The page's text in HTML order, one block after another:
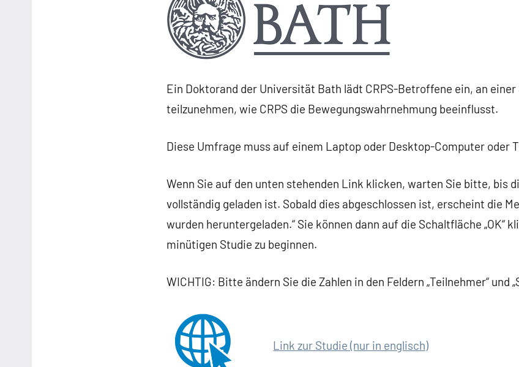
Ein Doktorand der Universität Bath lädt CRPS-Betroffene ein, an
teilzunehmen, wie CRPS die Bewegungswahrnehmung beeinflusst.
Diese Umfrage muss auf einem Laptop oder Desktop-Computer oder
Wenn Sie auf den unten stehenden Link klicken, warten Sie bitte, bis
vollständig geladen ist. Sobald dies abgeschlossen ist, erscheint die
wurden heruntergeladen.“ Sie können dann auf die Schaltfläche „OK“
minütigen Studie zu beginnen.
WICHTIG: Bitte ändern Sie die Zahlen in den Feldern „Teilnehmer“ und
Link zur Studie (nur in englisch)